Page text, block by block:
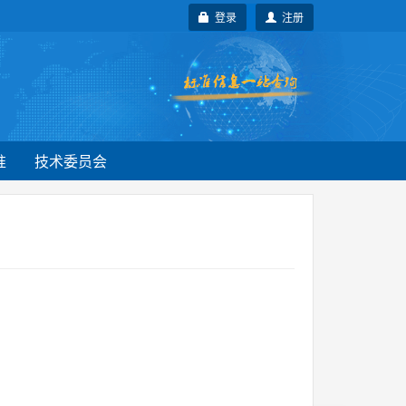
注册
登录
技术委员会